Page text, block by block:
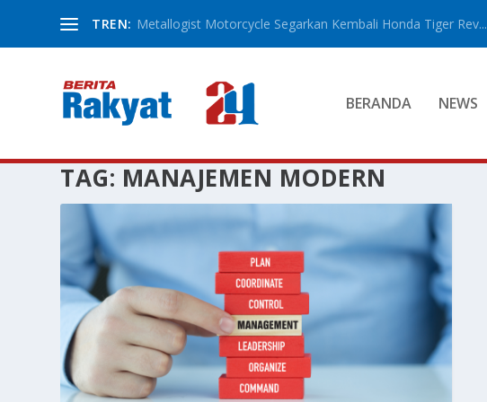
TREN: Metallogist Motorcycle Segarkan Kembali Honda Tiger Rev...
BERANDA NEWS
TAG: MANAJEMEN MODERN